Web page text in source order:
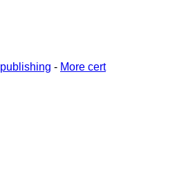
publishing - More cert